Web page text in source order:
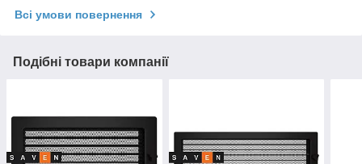
Всі умови повернення
Подібні товари компанії